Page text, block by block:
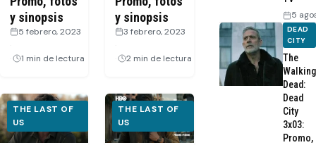
y sinopsis
5 febrero, 2023
1 min de lectura
y sinopsis
3 febrero, 2023
2 min de lectura
THE LAST OF
US
THE LAST OF
US
5
DEAD
CITY
The
Walking
Dead:
Dead
City
3x03:
Promo,